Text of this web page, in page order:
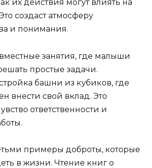
их действия могут влиять на
создаст атмосферу
и понимания.
занятия, где малыши
простые задачи.
башни из кубиков, где
внести свой вклад. Это
ответственности и
примеры доброты, которые
в жизни. Чтение книг о